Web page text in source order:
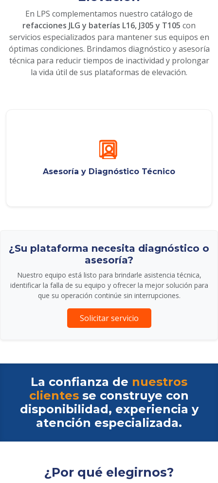
En LPS complementamos nuestro catálogo de
refacciones JLG y baterías L16, J305 y T105 con
servicios especializados para mantener sus equipos en
óptimas condiciones. Brindamos diagnóstico y asesoría
técnica para reducir tiempos de inactividad y prolongar
la vida útil de sus plataformas de elevación.
Asesoría y Diagnóstico Técnico
¿Su plataforma necesita diagnóstico o
asesoría?
Nuestro equipo está listo para brindarle asistencia técnica,
identificar la falla de su equipo y ofrecer la mejor solución para
que su operación continúe sin interrupciones.
Solicitar servicio
La confianza de nuestros
clientes se construye con
disponibilidad, experiencia y
atención especializada.
¿Por qué elegirnos?